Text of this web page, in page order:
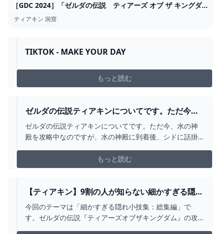
［GDC 2024］「ゼルダの伝説 ティアーズ オブ ザ キングダム」の自由な遊びは，現実的な物理のルールで世界ができていたからだった
ティアキン 洞窟
TIKTOK - MAKE YOUR DAY
もっと読む
ゼルダの伝説ティアキンについてです。ただ今、
水の神殿を攻略中なのですが、... - YAHOO!知恵袋
ゼルダの伝説ティアキンについてです。ただ今、水の神
殿を攻略中なのですが、水の神殿に到着後、シドに話掛
後、シドが動きません。 何かフラグが立ってないんでし
ょうか？シド...
もっと読む
【ティアキン】9割の人が知らない細かすぎる隠れ
小技集【ゼルダの伝説ティアーズオブザキングダ
ム/ティアキン】【総集編】【作業用】 -
今回のテーマは「細かすぎる隠れ小技集：総集編」で
す。ゼルダの伝説『ティアーズオブザキングダム』の攻